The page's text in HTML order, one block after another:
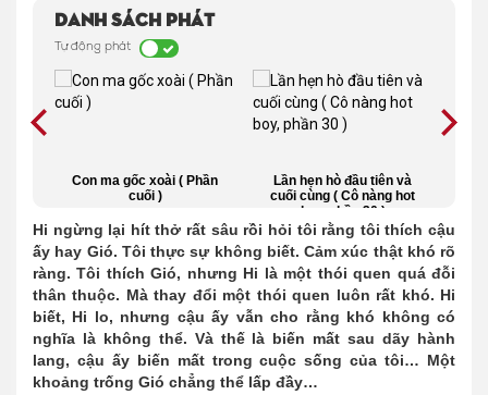
Danh sách phát
Tự động phát
Con ma gốc xoài ( Phần
cuối )
Lần hẹn hò đầu tiên và
cuối cùng ( Cô nàng hot
boy, phần 30 )
Hi ngừng lại hít thở rất sâu rồi hỏi tôi rằng tôi thích cậu
ấy hay Gió. Tôi thực sự không biết. Cảm xúc thật khó rõ
ràng. Tôi thích Gió, nhưng Hi là một thói quen quá đỗi
thân thuộc. Mà thay đổi một thói quen luôn rất khó. Hi
biết, Hi lo, nhưng cậu ấy vẫn cho rằng khó không có
nghĩa là không thể. Và thế là biến mất sau dãy hành
lang, cậu ấy biến mất trong cuộc sống của tôi… Một
khoảng trống Gió chẳng thể lấp đầy…